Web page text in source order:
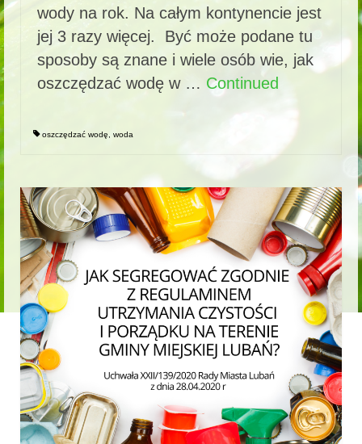
wody na rok. Na całym kontynencie jest
jej 3 razy więcej. Być może podane tu
sposoby są znane i wiele osób wie, jak
oszczędzać wodę w … Continued
oszczędzać wodę woda